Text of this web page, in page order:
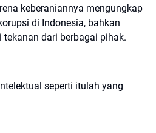
keberaniannya mengungkap
di Indonesia, bahkan
dari berbagai pihak.
seperti itulah yang